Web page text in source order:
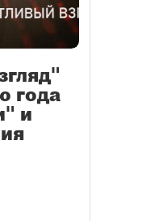
года
и